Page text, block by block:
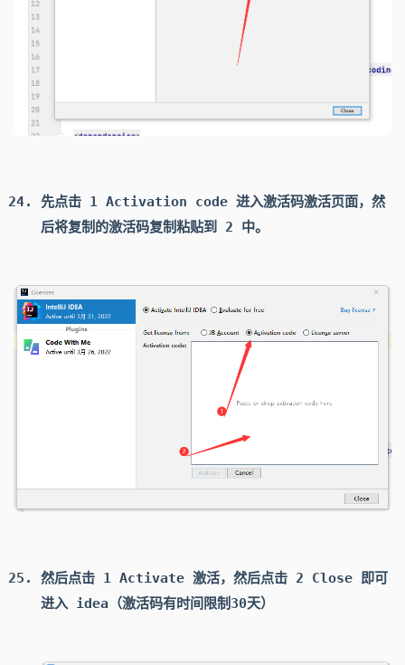
先点击 1 Activation code 进入激活码激活页面，然
后将复制的激活码复制粘贴到 2 中。
然后点击 1 Activate 激活，然后点击 2 Close 即可
进入 idea（激活码有时间限制30天）